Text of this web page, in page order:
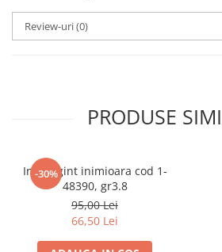
marimea 63
marimea 64
Review-uri(0)
PRODUSE
-30%
Inel argint inimioara cod 1-
48390, gr3.8
95,00 Lei
66,50 Lei